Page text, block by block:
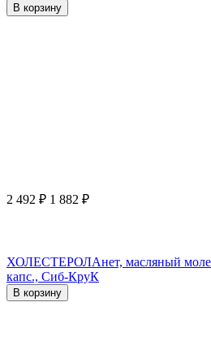
В корзину
2 492 ₽ 1 882 ₽
ХОЛЕСТЕРОЛАнет, масляный
капс., Сиб-КруК
В корзину